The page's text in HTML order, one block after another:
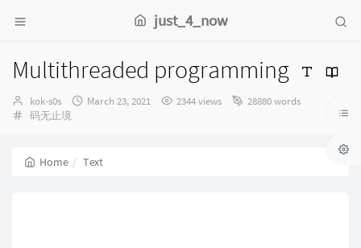
just_4_now
Multithreaded programming
Author：
kok-s0s
发
March 23, 2021 2344 views
28880 words
Categories：
码无止境
Home Text